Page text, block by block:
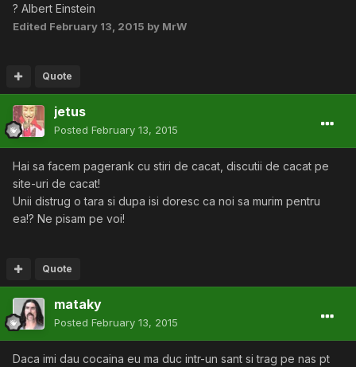
? Albert Einstein
Edited February 13, 2015 by MrW
Quote
jetus
Posted February 13, 2015
Hai sa facem pagerank cu stiri de cacat, discutii de cacat pe
site-uri de cacat!
Unii distrug o tara si dupa isi doresc ca noi sa murim pentru
ea!? Ne pisam pe voi!
Quote
mataky
Posted February 13, 2015
Daca imi dau cocaina eu ma duc intr-un sant si trag pe nas pt